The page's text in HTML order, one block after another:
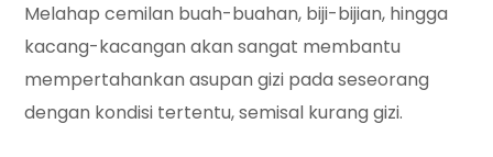
Melahap cemilan buah-buahan, biji-bijian, hingga
kacang-kacangan akan sangat membantu
mempertahankan asupan gizi pada seseorang
dengan kondisi tertentu, semisal kurang gizi.